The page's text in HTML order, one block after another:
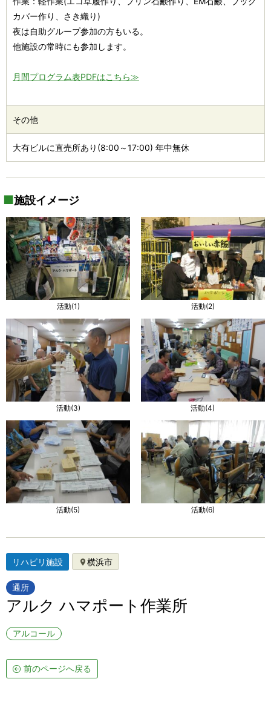
リハビリ施設 横浜市
通所
アルク ハマポート作業所
アルコール
カバー作り、さき織り)
夜は自助グループ参加の方もいる。
他施設の常時にも参加します。
月間プログラム表PDFはこちら≫
その他
大有ビルに直売所あり(8:00～17:00) 年中無休
施設イメージ
活動(1) 活動(2)
活動(3) 活動(4)
活動(5) 活動(6)
前のページへ戻る